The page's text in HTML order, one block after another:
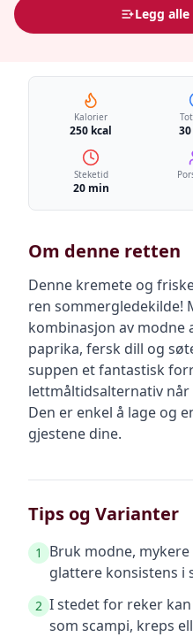
Legg
Kalorier
250 kcal
Steketid
20 min
Om denne retten
Denne kremete og
ren sommergledekilde!
kombinasjon av modne
paprika, fersk dill og
suppen et fantastisk
lettmåltidsalternativ
Den er enkel å lage og
gjestene dine.
Tips og Varianter
1
Bruk modne,
glattere konsistens i
2 I stedet for reker
som scampi, kreps